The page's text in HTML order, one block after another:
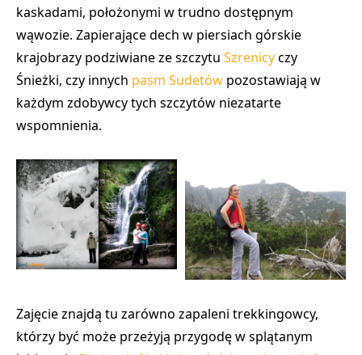
kaskadami, położonymi w trudno dostępnym
wąwozie. Zapierające dech w piersiach górskie
krajobrazy podziwiane ze szczytu Szrenicyczy
Śnieżki, czy innych pasm Sudetów pozostawiają w
każdym zdobywcy tych szczytów niezatarte
wspomnienia.
Zajęcie znajdą tu zarówno zapaleni trekkingowcy,
którzy być może przeżyją przygodę w splątanym